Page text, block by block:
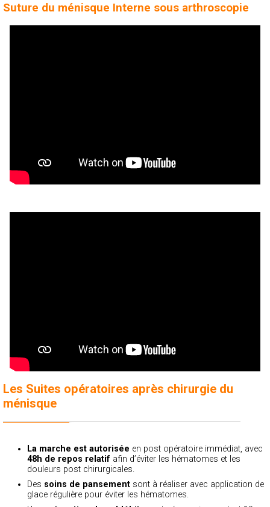
Suture du ménisque Interne sous arthroscopie
Les Suites opératoires après chirurgie du
ménisque
La marche est autorisée en post opératoire immédiat, avec
48h de repos relatif afin d’éviter les hématomes et les
douleurs post chirurgicales.
Des soins de pansement sont à réaliser avec application de
glace régulière pour éviter les hématomes.